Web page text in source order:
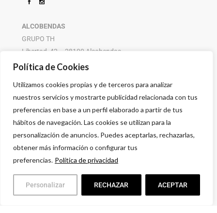
Política de Cookies
Utilizamos cookies propias y de terceros para analizar
nuestros servicios y mostrarte publicidad relacionada con tus
preferencias en base a un perfil elaborado a partir de tus
hábitos de navegación. Las cookies se utilizan para la
personalización de anuncios. Puedes aceptarlas, rechazarlas,
obtener más información o configurar tus
preferencias. Política de privacidad
Personalizar RECHAZAR ACEPTAR
ALCOBENDAS
GRUPO TH
Libertad, 42 – 28100 Alcobendas
916 614 580 – 608 505 532